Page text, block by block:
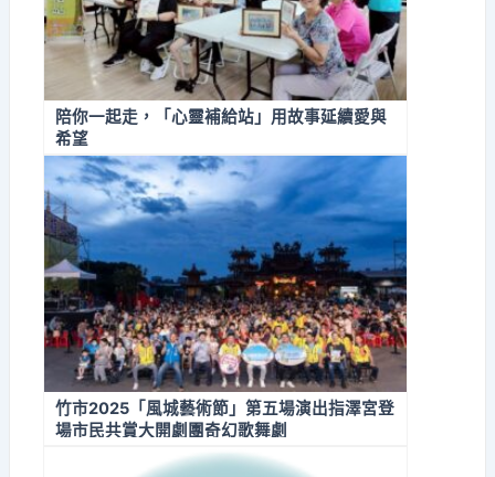
陪你一起走，「心靈補給站」用故事延續愛與
希望
竹市2025「風城藝術節」第五場演出指澤宮登
場市民共賞大開劇團奇幻歌舞劇